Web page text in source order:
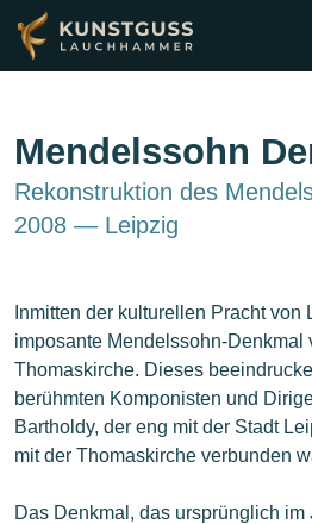
Mendelssohn
Rekonstruktion des
2008 — Leipzig
Inmitten der kulturellen Pracht
imposante Mendelssohn-Denkmal
Thomaskirche. Dieses
berühmten Komponisten und
Bartholdy, der eng mit der Stadt
mit der Thomaskirche verbunden
Das Denkmal, das ursprünglich